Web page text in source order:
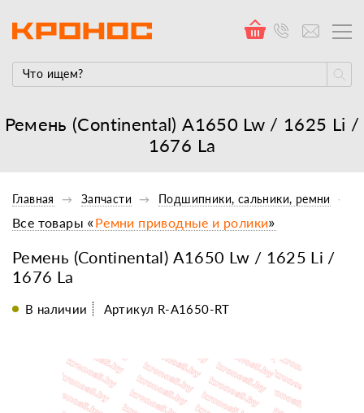
Ремень (Continental) А1650 Lw / 1625 Li /
1676 La
Главная Запчасти Подшипники, сальники, ремни
Ремень (Continental) А1650 Lw / 1625 Li /
1676 La
Все товары «Ремни приводные и ролики»
В наличии Артикул R-A1650-RT